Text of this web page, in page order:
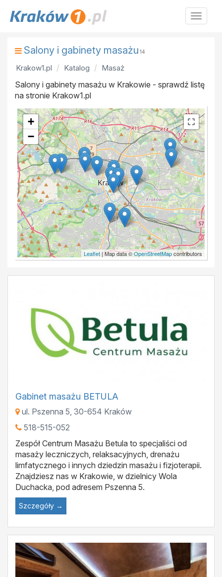
Salony i gabinety masażu 14
Krakow1.pl Katalog Masaż
Salony i gabinety masażu w Krakowie - sprawdź listę
na stronie Krakow1.pl
+
−
Leaflet| Map data ©OpenStreetMapcontributors
Gabinet masażu BETULA
ul. Pszenna 5 30-654 Kraków
518-515-052
Zespół Centrum Masażu Betula to specjaliści od
masaży leczniczych, relaksacyjnych, drenażu
limfatycznego i innych dziedzin masażu i fizjoterapii.
Znajdziesz nas w Krakowie, w dzielnicy Wola
Duchacka, pod adresem Pszenna 5.
Szczegóły →